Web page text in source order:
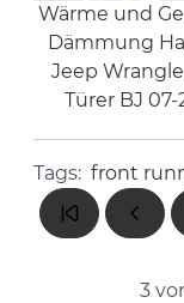
Wärme und
Dämmung
Jeep
Türer BJ 07-
Tags: front
3